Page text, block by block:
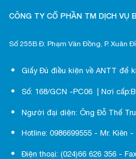
CÔNG TY CỔ PHẦN TM DỊCH VỤ
Số 255B Đ. Phạm Văn Đồng, P. Xuân
Giấy Đủ điều kiện về ANTT để
Số: 168/GCN -PC06 | Nơi
Người đại diện: Ông Đỗ Thế
Hotline: 0986699555 - Mr. Kiên
Điện thoại: (024)66 626 356 -